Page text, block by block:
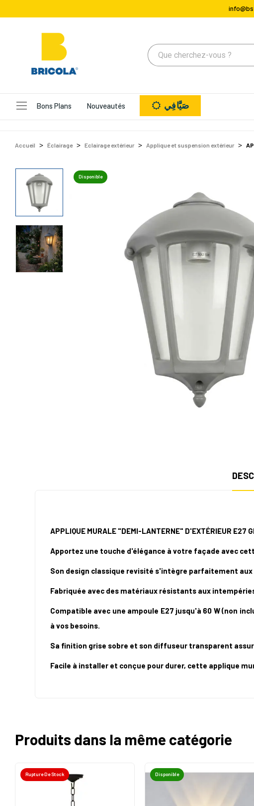
Bons Plans Nouveautés صَيَّافِي
Accueil Éclairage Eclairage extérieur Applique et suspension extérieur
Disponible
APPLIQUE MURALE "DEMI-LANTERNE" D'EXTÉRIEUR E27
Apportez une touche d'élégance à votre façade avec
Son design classique revisité s'intègre parfaitement
Fabriquée avec des matériaux résistants aux
Compatible avec une ampoule E27 jusqu'à 60 W (non
à vos besoins.
Sa finition grise sobre et son diffuseur transparent
Facile à installer et conçue pour durer, cette applique
Produits dans la même catégorie
Rupture De Stock Disponible